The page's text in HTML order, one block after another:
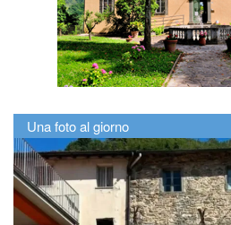
Una foto al giorno